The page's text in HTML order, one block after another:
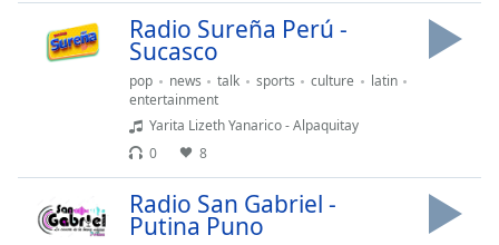
Background
Radio Sureña Perú -
Sucasco
pop news talk sports culture
latin
entertainment
Yarita Lizeth Yanarico - Alpaquitay
0
8
Radio San Gabriel -
Putina Puno